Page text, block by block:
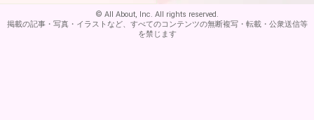
© All About, Inc. All rights reserved.
掲載の記事・写真・イラストなど、すべてのコンテンツの無断複写・転載・公衆送信等
を禁じます